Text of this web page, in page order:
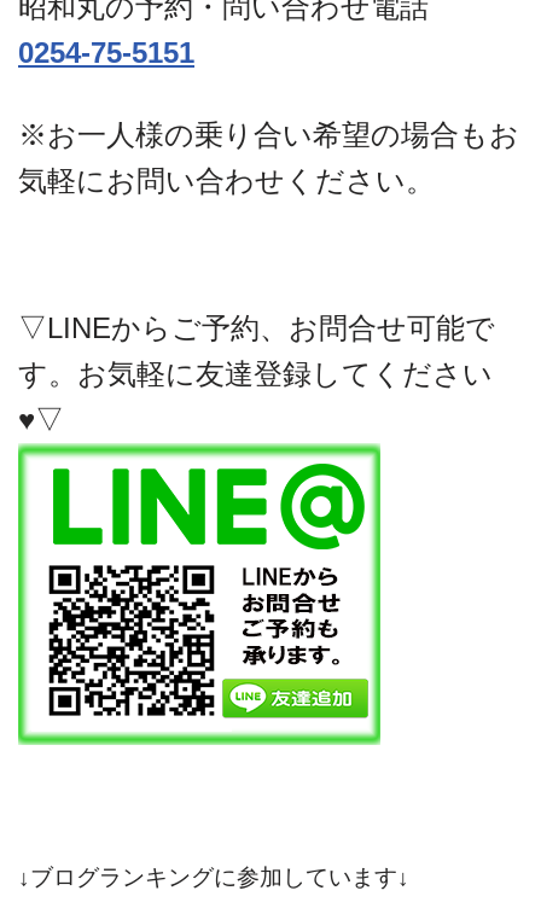
昭和丸の予約・問い合わせ電話
0254-75-5151
※お一人様の乗り合い希望の場合もお
気軽にお問い合わせください。
▽LINEからご予約、お問合せ可能で
す。お気軽に友達登録してください
♥▽
↓ブログランキングに参加しています↓